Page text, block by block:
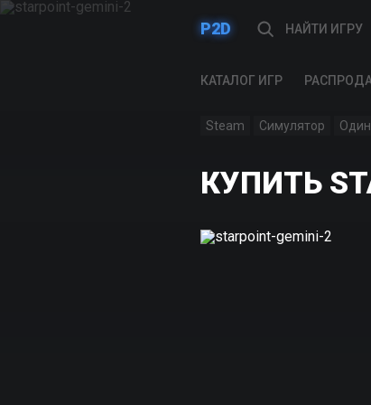
P2D
КАТАЛОГ ИГР
Steam Симулятор
КУПИТЬ